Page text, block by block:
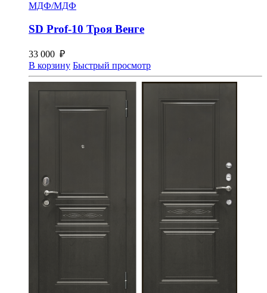
МДФ/МДФ
SD Prof-10 Троя Венге
33 000 ₽
В корзину Быстрый просмотр